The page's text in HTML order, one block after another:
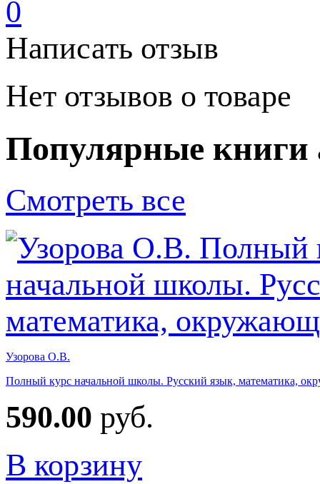
0
Написать отзыв
Нет отзывов о товаре
Популярные книги
Смотреть все
Узорова О.В.
Полный курс начальной школы. Русский язык, математика,
590.00 руб.
В корзину